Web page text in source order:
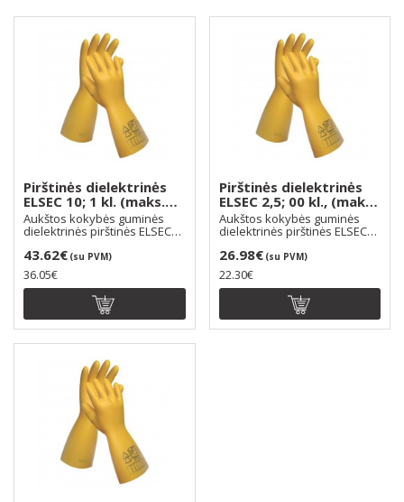
Pirštinės dielektrinės
ELSEC 10; 1 kl. (maks.
7500V)
Aukštos kokybės guminės
dielektrinės pirštinės ELSEC
10, 1 kl.. Pritai..
43.62€ (su PVM)
36.05€
Pirštinės dielektrinės
ELSEC 2,5; 00 kl., (maks.
500 V)
Aukštos kokybės guminės
dielektrinės pirštinės ELSEC
2,5, 00 kl.. Prit..
26.98€ (su PVM)
22.30€